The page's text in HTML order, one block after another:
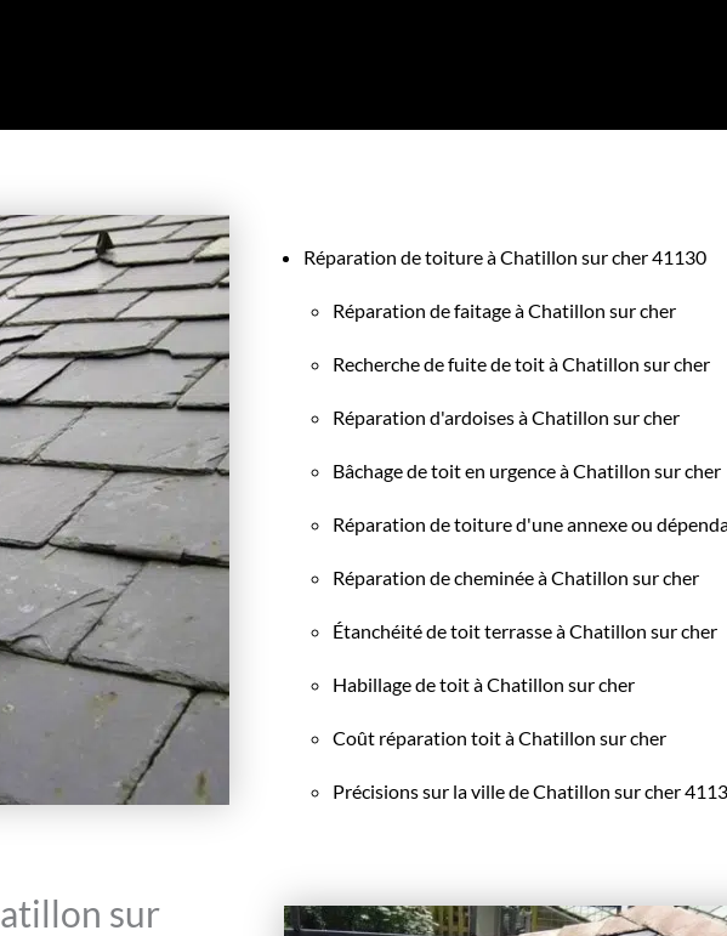
Réparation de toiture à Chatillon sur cher 41130
Réparation de faitage à Chatillon sur cher
Recherche de fuite de toit à Chatillon sur cher
Réparation d'ardoises à Chatillon sur cher
Bâchage de toit en urgence à Chatillon sur cher
Réparation de toiture d'une annexe ou
Réparation de cheminée à Chatillon sur cher
Étanchéité de toit terrasse à Chatillon sur cher
Habillage de toit à Chatillon sur cher
Coût réparation toit à Chatillon sur cher
Précisions sur la ville de Chatillon sur cher
sur